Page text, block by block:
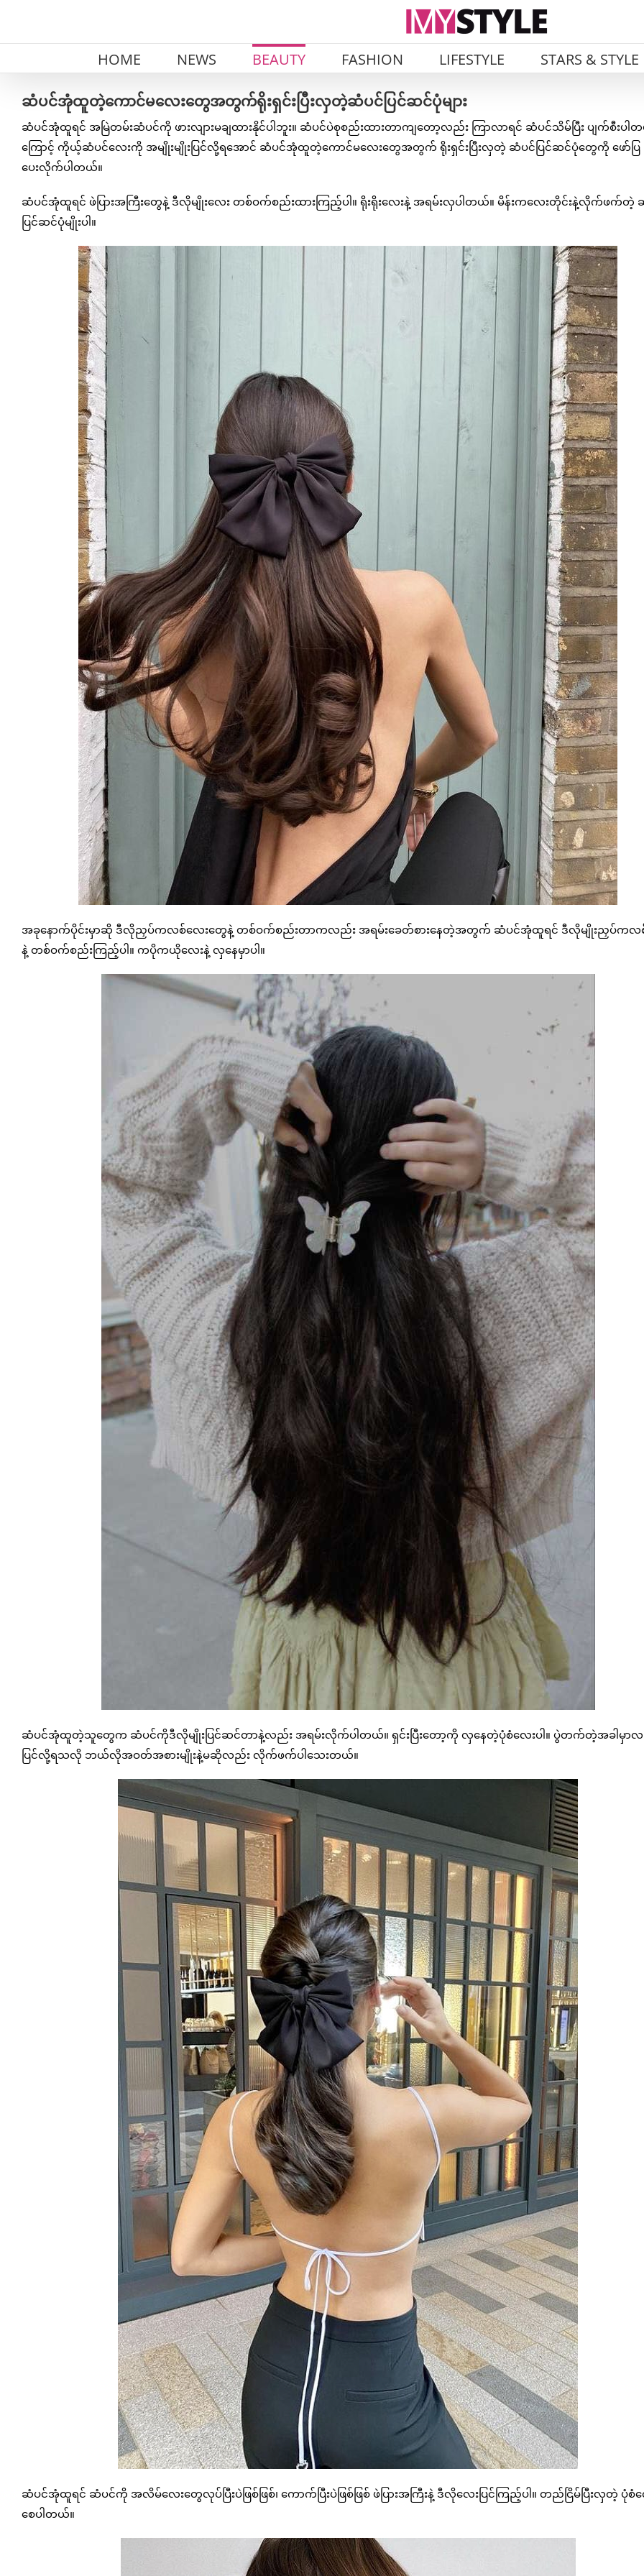
HOME NEWS BEAUTY FASHION LIFESTYLE STARS & STYLE
ဆံပင်အုံထူတဲ့ကောင်မလေးတွေအတွက်ရိုးရှင်းပြီးလှတဲ့ဆံပင်ပြင်ဆင်ပုံများ
ဆံပင်အုံထူရင် အမြဲတမ်းဆံပင်ကို ဖားလျားမချထားနိုင်ပါဘူး။ ဆံပင်ပဲစုစည်းထားတာကျတော့လည်း ကြာလာရင် ဆံပင်သိမ်ပြီး ပျက်စီးပါတ
ကြောင့် ကိုယ့်ဆံပင်လေးကို အမျိုးမျိုးပြင်လို့ရအောင် ဆံပင်အုံထူတဲ့ကောင်မလေးတွေအတွက် ရိုးရှင်းပြီးလှတဲ့ ဆံပင်ပြင်ဆင်ပုံတွေကို ဖော်ပြ
ပေးလိုက်ပါတယ်။
ဆံပင်အုံထူရင် ဖဲပြားအကြီးတွေနဲ့ ဒီလိုမျိုးလေး တစ်ဝက်စည်းထားကြည့်ပါ။ ရိုးရိုးလေးနဲ့ အရမ်းလှပါတယ်။ မိန်းကလေးတိုင်းနဲ့လိုက်ဖက်တဲ့
ပြင်ဆင်ပုံမျိုးပါ။
အခုနောက်ပိုင်းမှာဆို ဒီလိုညှပ်ကလစ်လေးတွေနဲ့ တစ်ဝက်စည်းတာကလည်း အရမ်းခေတ်စားနေတဲ့အတွက် ဆံပင်အုံထူရင် ဒီလိုမျိုးညှပ်ကလ
နဲ့ တစ်ဝက်စည်းကြည့်ပါ။ ကပိုကယိုလေးနဲ့ လှနေမှာပါ။
ဆံပင်အုံထူတဲ့သူတွေက ဆံပင်ကိုဒီလိုမျိုးပြင်ဆင်တာနဲ့လည်း အရမ်းလိုက်ပါတယ်။ ရှင်းပြီးတော့ကို လှနေတဲ့ပုံစံလေးပါ။ ပွဲတက်တဲ့အခါမှာ
ပြင်လို့ရသလို ဘယ်လိုအဝတ်အစားမျိုးနဲ့မဆိုလည်း လိုက်ဖက်ပါသေးတယ်။
ဆံပင်အုံထူရင် ဆံပင်ကို အလိမ်လေးတွေလုပ်ပြီးပဲဖြစ်ဖြစ်၊ ကောက်ပြီးပဲဖြစ်ဖြစ် ဖဲပြားအကြီးနဲ့ ဒီလိုလေးပြင်ကြည့်ပါ။ တည်ငြိမ်ပြီးလှတဲ့ ပုံစံလ
စေပါတယ်။